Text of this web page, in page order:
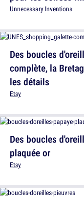
Unnecessary Inventions
Des boucles
plaquée or
Etsy
Des boucles
complète, la
les détails
Etsy